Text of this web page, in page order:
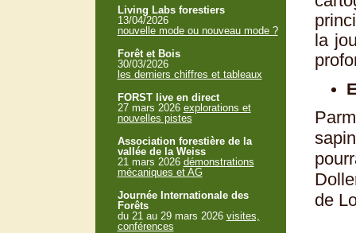
la
de
Living Labs forestiers
13/04/2026
nouvelle mode ou nouveau mode ?
Forêt et Bois
30/03/2026
les derniers chiffres et tableaux
FORST live en direct
27 mars 2026 explorations et
nouvelles pistes
Association forestière de la
vallée de la Weiss
21 mars 2026 démonstrations
mécaniques et AG
Journée Internationale des
Forêts
du 21 au 29 mars 2026 visites,
conférences